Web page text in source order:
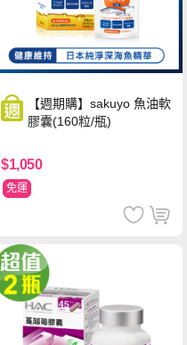
【週期購】sakuyo 魚油軟
膠囊(160粒/瓶)
$1,050
免運